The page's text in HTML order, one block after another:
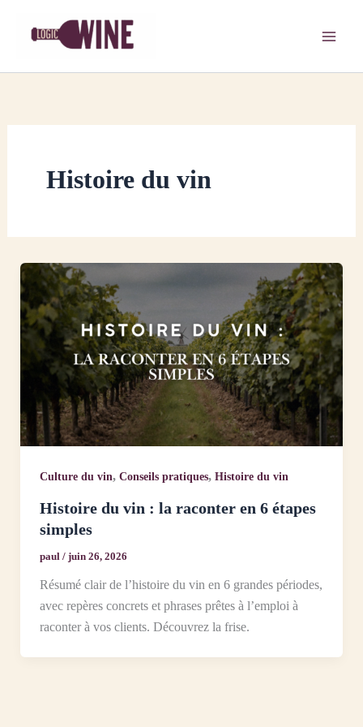
Histoire du vin
Culture du vin, Conseils pratiques, Histoire du vin
Histoire du vin : la raconter en 6 étapes
simples
paul / juin 26, 2026
Résumé clair de l’histoire du vin en 6 grandes périodes,
avec repères concrets et phrases prêtes à l’emploi à
raconter à vos clients. Découvrez la frise.